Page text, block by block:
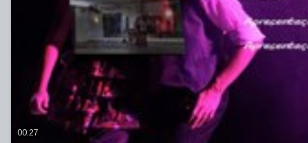
00:27